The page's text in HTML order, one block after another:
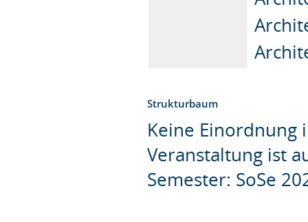
Strukturbaum
Keine Einordnung
Veranstaltung ist
Semester: SoSe